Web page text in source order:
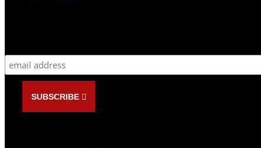
SUBSCRIBE